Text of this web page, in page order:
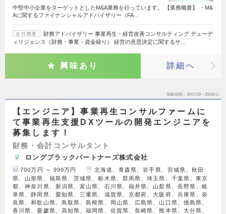
中堅中小企業をターゲットとしたM&A業務を行っています。 【業務概要】 ・M&
Aに関するファイナンシャルアドバイザリー（FA…
会社概要
財務アドバイザリー 事業再生・経営改善コンサルティング デューデ
ィリジェンス（財務・事業・資金繰り） 経営の意思決定に関するサ…
興味あり 詳細へ
掲載期間 26/07/29～26/08/11
【エンジニア】事業再生コンサルファームに
て事業再生支援DXツールの開発エンジニアを
募集します！
財務・会計コンサルタント
ロングブラックパートナーズ株式会社
700万円 ～ 999万円
北海道、青森県、岩手県、宮城県、秋田
県、山形県、福島県、茨城県、栃木県、群馬県、埼玉県、千葉県、東京
都、神奈川県、新潟県、富山県、石川県、福井県、山梨県、長野県、岐
阜県、静岡県、愛知県、三重県、滋賀県、京都府、大阪府、兵庫県、奈
良県、和歌山県、鳥取県、島根県、岡山県、広島県、山口県、徳島県、
香川県、愛媛県、高知県、福岡県、佐賀県、長崎県、熊本県、大分県、